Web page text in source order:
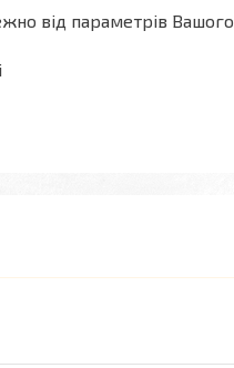
від параметрів Вашого